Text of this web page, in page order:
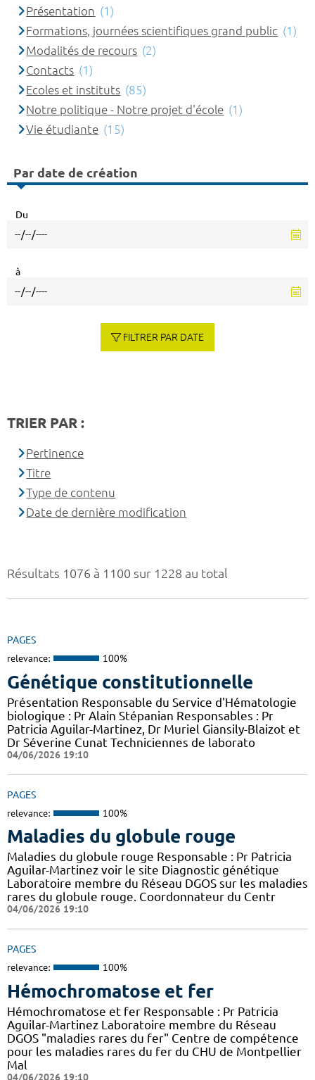
Résultats 1076 à 1100 sur 1228 au total
PAGES
relevance: 100%
Génétique constitutionnelle
Présentation Responsable du Service d'Hématologie
biologique : Pr Alain Stépanian Responsables : Pr
Patricia Aguilar-Martinez, Dr Muriel Giansily-Blaizot et
Dr Séverine Cunat Techniciennes de laborato
04/06/2026 19:10
PAGES
relevance: 100%
Maladies du globule rouge
Maladies du globule rouge Responsable : Pr Patricia
Aguilar-Martinez voir le site Diagnostic génétique
Laboratoire membre du Réseau DGOS sur les maladies
rares du globule rouge. Coordonnateur du Centr
04/06/2026 19:10
PAGES
relevance: 100%
Hémochromatose et fer
Hémochromatose et fer Responsable : Pr Patricia
Aguilar-Martinez Laboratoire membre du Réseau
DGOS "maladies rares du fer" Centre de compétence
pour les maladies rares du fer du CHU de Montpellier
Mal
04/06/2026 19:10
Présentation (1)
Formations, journées scientifiques grand public (1)
Modalités de recours (2)
Contacts (1)
Ecoles et instituts (85)
Notre politique - Notre projet d'école (1)
Vie étudiante (15)
Par date de création
Du
à
FILTRER PAR DATE
TRIER PAR :
Pertinence
Titre
Type de contenu
Date de dernière modification